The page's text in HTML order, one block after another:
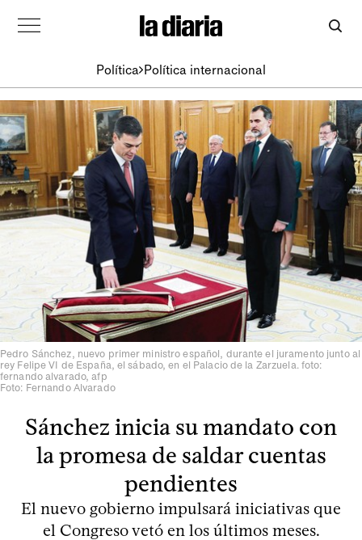
Política Política internacional
Pedro Sánchez, nuevo primer ministro español, durante el juramento junto al
rey Felipe VI de España, el sábado, en el Palacio de la Zarzuela. foto:
fernando alvarado, afp
Foto: Fernando Alvarado
Sánchez inicia su mandato con
la promesa de saldar cuentas
pendientes
El nuevo gobierno impulsará iniciativas que
el Congreso vetó en los últimos meses.